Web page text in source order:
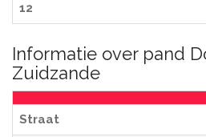
12
Informatie over pand
Zuidzande
Straat